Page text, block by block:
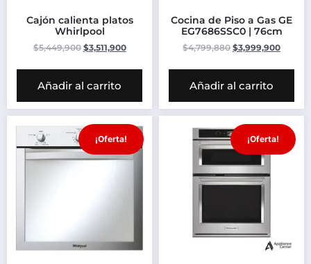
Cajón calienta platos
Whirlpool
$5,449,900 $3,511,900
Añadir al carrito
Cocina de Piso a Gas GE
EG7686SSC0 | 76cm
$4,799,880 $3,999,900
Añadir al carrito
¡Oferta! ¡Oferta!